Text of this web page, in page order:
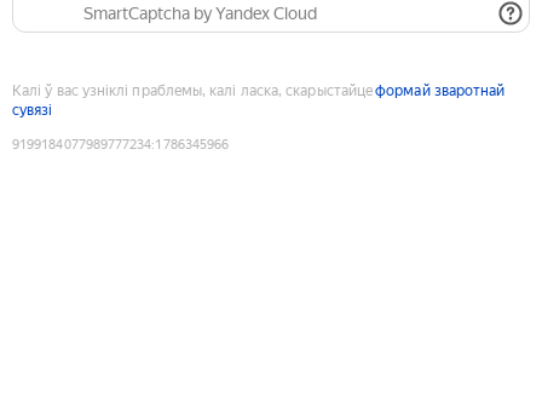
SmartCaptcha by Yandex Cloud
Калі ў вас узніклі праблемы, калі ласка, скарыстайцеформай зваротнай
сувязі
9199184077989777234:1786345966